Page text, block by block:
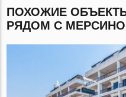
ПОХОЖИЕ
РЯДОМ С